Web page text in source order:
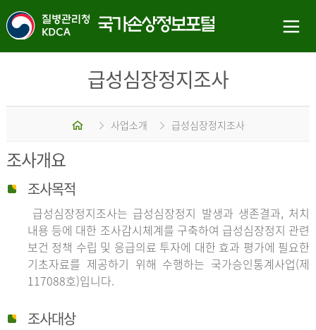
급성심장정지조사
홈 사업소개 급성심장정지조사
조사개요
조사목적
급성심장정지조사는 급성심장정지 발생과 생존결과, 처치
내용 등에 대한 조사감시체계를 구축하여 급성심장정지 관련
보건 정책 수립 및 응급의료 투자에 대한 효과 평가에 필요한
기초자료를 제공하기 위해 수행하는 국가승인통계사업(제
117088호)입니다.
조사대상